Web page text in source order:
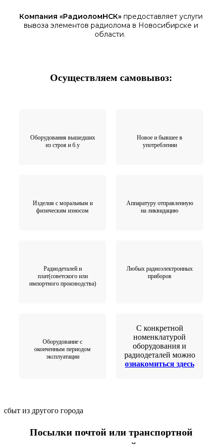
Компания «РадиоломНСК» предоставляет услуги
вывоза элементов радиолома в Новосибирске и
области.
Осуществляем самовывоз:
Оборудования вышедших
из строя и б.у
Новое и бывшее в
употреблении
Изделия с моральным и
физическим износом
Аппаратуру отправленную
на ликвидацию
Радиодеталей и
плат(советского или
импортного производства)
Любых радиоэлектронных
приборов
Оборудование с
оконченным периодом
эксплуатации
С конкретной
номенклатурой
оборудования и
радиодеталей можно
ознакомиться здесь
сбыт из другого города
Посылки почтой или транспортной